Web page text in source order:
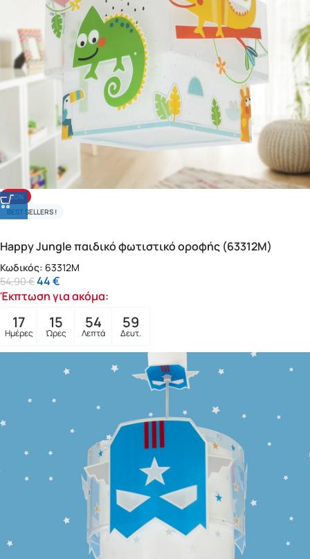
-20%
BEST SELLERS !
Happy Jungle παιδικό φωτιστικό οροφής (63312M)
Κωδικός: 63312M
54,90€44€
Έκπτωση για ακόμα:
17
Ημέρες
15
Ώρες
54
Λεπτά
57
Δευτ.